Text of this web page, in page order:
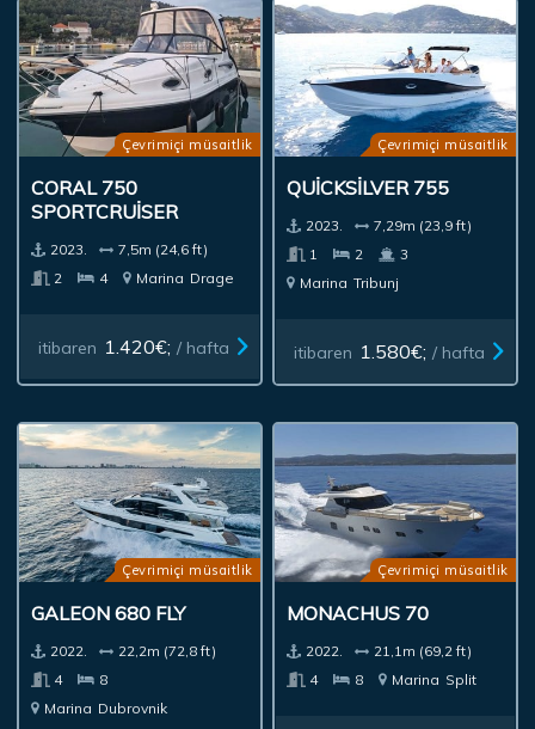
Çevrimiçi müsaitlik
CORAL 750
SPORTCRUISER
2023.
7,5m (24,6 ft)
2
4 Marina Drage
itibaren 1.420€; / hafta
Çevrimiçi müsaitlik
QUICKSILVER 755
2023.
7,29m (23,9 ft)
1
2
3
Marina Tribunj
itibaren 1.580€; / hafta
Çevrimiçi müsaitlik
GALEON 680 FLY
2022.
22,2m (72,8 ft)
4
8
Marina Dubrovnik
Çevrimiçi müsaitlik
MONACHUS 70
2022.
21,1m (69,2 ft)
4
8 Marina Split